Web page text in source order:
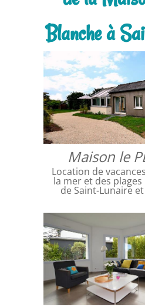
Blanche à
Maison le
Location de
la mer et des
de Saint-Lunaire